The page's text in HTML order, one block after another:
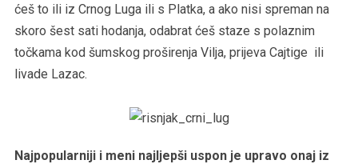
ćeš to ili iz Crnog Luga ili s Platka, a ako nisi spreman na
skoro šest sati hodanja, odabrat ćeš staze s polaznim
točkama kod šumskog proširenja Vilja, prijeva Cajtige ili
livade Lazac.
Najpopularniji i meni najljepši uspon je upravo onaj iz